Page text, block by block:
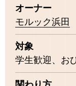
オーナー
モルック浜田
対象
学生歓迎
お